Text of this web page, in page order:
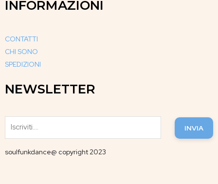
INFORMAZIONI
CONTATTI
CHI SONO
SPEDIZIONI
NEWSLETTER
INVIA
soulfunkdance@ copyright 2023